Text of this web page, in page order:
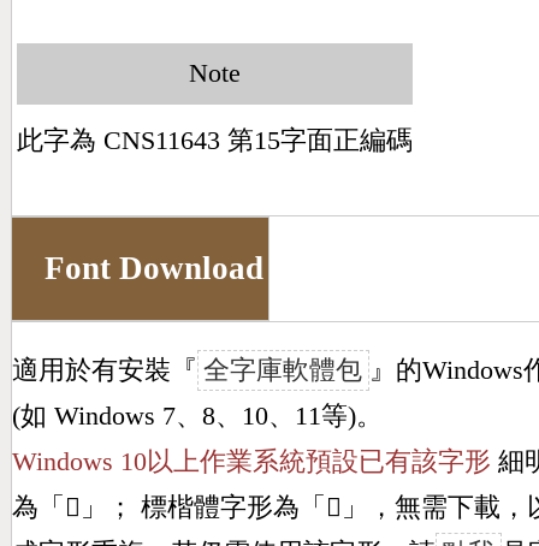
Note
此字為 CNS11643 第15字面正編碼
Font Download
適用於有安裝『 全字庫軟體包 』的Windows
(如 Windows 7、8、10、11等)。
Windows 10以上作業系統預設已有該字形 細
為「 𣎠 」； 標楷體字形為「 𣎠 」，無需下載，